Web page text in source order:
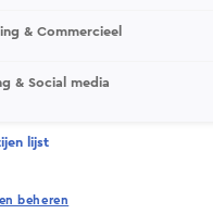
Deze video is niet
& Commercieel
& Social media
lijst
beheren